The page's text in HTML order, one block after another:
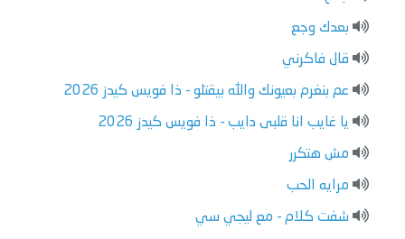
بعدك وجع
قال فاكرني
عم بنغرم بعيونك والله بيقتلو - ذا فويس كيدز 2026
يا غايب انا قلبى دايب - ذا فويس كيدز 2026
مش هتكرر
مرايه الحب
شفت كلام - مع ليجي سي